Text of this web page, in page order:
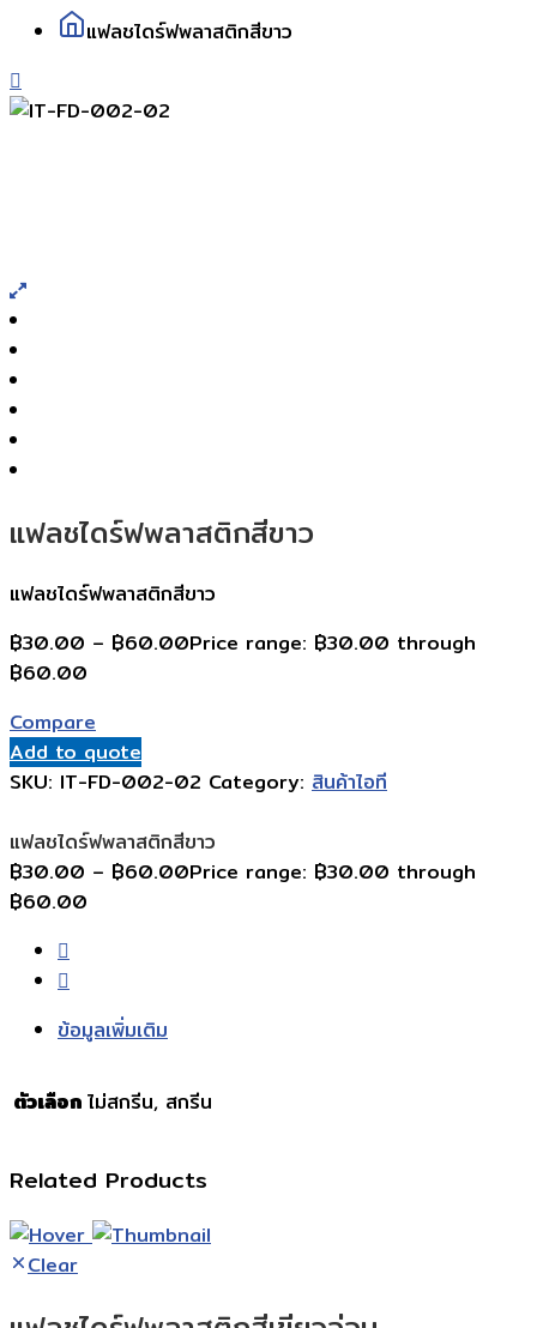
แฟลชไดร์ฟพลาสติกสีขาว
แฟลชไดร์ฟพลาสติกสีขาว
แฟลชไดร์ฟพลาสติกสีขาว
฿30.00 – ฿60.00Price range: ฿30.00 through
฿60.00
Compare
Add to quote
SKU: IT-FD-002-02 Category: สินค้าไอที
แฟลชไดร์ฟพลาสติกสีขาว
฿30.00 – ฿60.00Price range: ฿30.00 through
฿60.00
ข้อมูลเพิ่มเติม
ตัวเลือก ไม่สกรีน, สกรีน
Related Products
Clear